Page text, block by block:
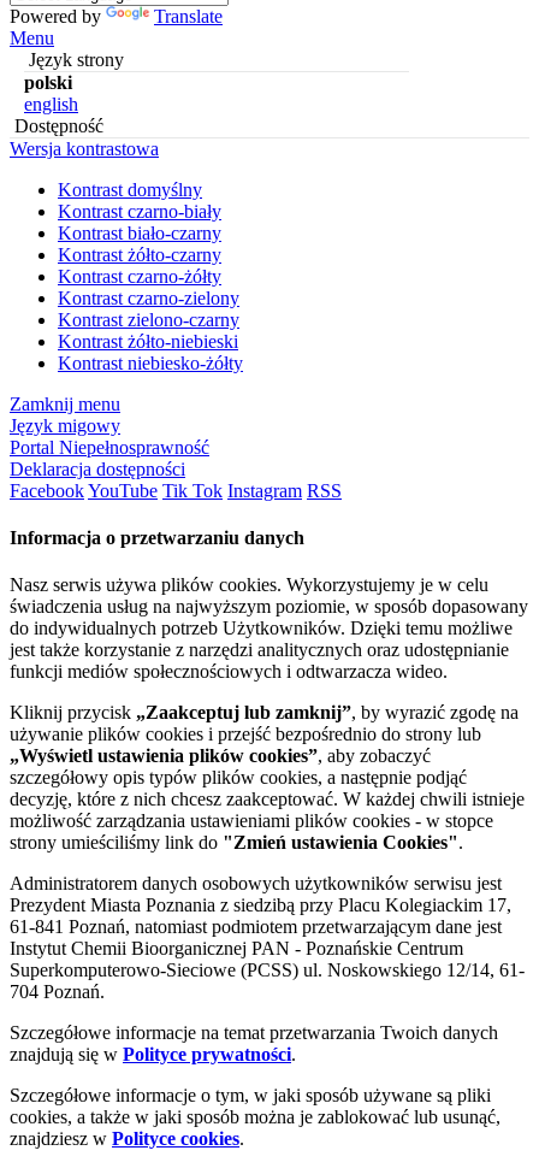
Powered by
Translate
Menu
Język strony
polski
english
Dostępność
Wersja kontrastowa
Kontrast domyślny
Kontrast czarno-biały
Kontrast biało-czarny
Kontrast żółto-czarny
Kontrast czarno-żółty
Kontrast czarno-zielony
Kontrast zielono-czarny
Kontrast żółto-niebieski
Kontrast niebiesko-żółty
Zamknij menu
Język migowy
Portal Niepełnosprawność
Deklaracja dostępności
FacebookYouTube Tik Tok Instagram RSS
Informacja o przetwarzaniu danych
Nasz serwis używa plików cookies. Wykorzystujemy je w celu
świadczenia usług na najwyższym poziomie, w sposób dopasowany
do indywidualnych potrzeb Użytkowników. Dzięki temu możliwe
jest także korzystanie z narzędzi analitycznych oraz udostępnianie
funkcji mediów społecznościowych i odtwarzacza wideo.
Kliknij przycisk „Zaakceptuj lub zamknij”, by wyrazić zgodę na
używanie plików cookies i przejść bezpośrednio do strony lub
„Wyświetl ustawienia plików cookies”, aby zobaczyć
szczegółowy opis typów plików cookies, a następnie podjąć
decyzję, które z nich chcesz zaakceptować. W każdej chwili istnieje
możliwość zarządzania ustawieniami plików cookies - w stopce
strony umieściliśmy link do "Zmień ustawienia Cookies".
Administratorem danych osobowych użytkowników serwisu jest
Prezydent Miasta Poznania z siedzibą przy Placu Kolegiackim 17,
61-841 Poznań, natomiast podmiotem przetwarzającym dane jest
Instytut Chemii Bioorganicznej PAN - Poznańskie Centrum
Superkomputerowo-Sieciowe (PCSS) ul. Noskowskiego 12/14, 61-
704 Poznań.
Szczegółowe informacje na temat przetwarzania Twoich danych
znajdują się w Polityce prywatności.
Szczegółowe informacje o tym, w jaki sposób używane są pliki
cookies, a także w jaki sposób można je zablokować lub usunąć,
znajdziesz w Polityce cookies.